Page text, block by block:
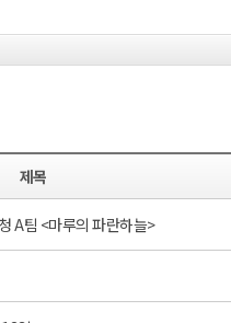
제목
A팀 <마루의 파란하늘>